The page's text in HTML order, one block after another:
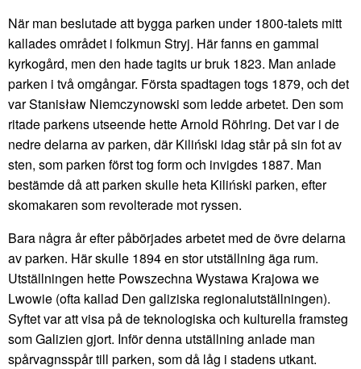
När man beslutade att bygga parken under 1800-talets mitt
kallades området i folkmun Stryj. Här fanns en gammal
kyrkogård, men den hade tagits ur bruk 1823. Man anlade
parken i två omgångar. Första spadtagen togs 1879, och det
var Stanisław Niemczynowski som ledde arbetet. Den som
ritade parkens utseende hette Arnold Röhring. Det var i de
nedre delarna av parken, där Kiliński idag står på sin fot av
sten, som parken först tog form och invigdes 1887. Man
bestämde då att parken skulle heta Kiliński parken, efter
skomakaren som revolterade mot ryssen.
Bara några år efter påbörjades arbetet med de övre delarna
av parken. Här skulle 1894 en stor utställning äga rum.
Utställningen hette Powszechna Wystawa Krajowa we
Lwowie (ofta kallad Den galiziska regionalutställningen).
Syftet var att visa på de teknologiska och kulturella framsteg
som Galizien gjort. Inför denna utställning anlade man
spårvagnsspår till parken, som då låg i stadens utkant.